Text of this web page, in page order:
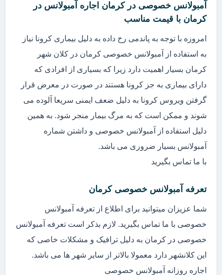
آمبولانس خصوصی در کرمان اجاره آمبولانس در
کرمان با قیمت مناسب
امروزه با توجه به پاندمی رخ داده به دلیل بیماری کرونا نیاز
به استفاده از آمبولانس خصوصی کرمان در کلان شهر
کرمان بسیار اهمیت دارد زیرا که بسیاری از افرادی که
دارای بیماری به جز کرونا هستند در صورت در معرض قرار
گرفتن ویروس کرونا به دلیل ضعف ایمنی سریعا آلوده می
شوند و ممکن است که به مرگ بیمار منجر شود. به همین
دلیل استفاده از آمبولانس خصوصی و داشتن شماره
آمبولانس بسیار ضروری می باشد.
با ما تماس بگیرید
تعرفه آمبولانس خصوصی کرمان
شما عزیزان میتوانید برای اطلاع از تعرفه آمبولانس
خصوصی با ما تماس بگیرید. لازم بذکر است تعرفه آمبولانس
خصوصی در کرمان به دلیل ترافیک و مشکلات خاصی که
این کلانشهر دارد معمولا بالاتر از سایر شهر ها می باشد.
اجاره روزانه آمبولانس خصوصی